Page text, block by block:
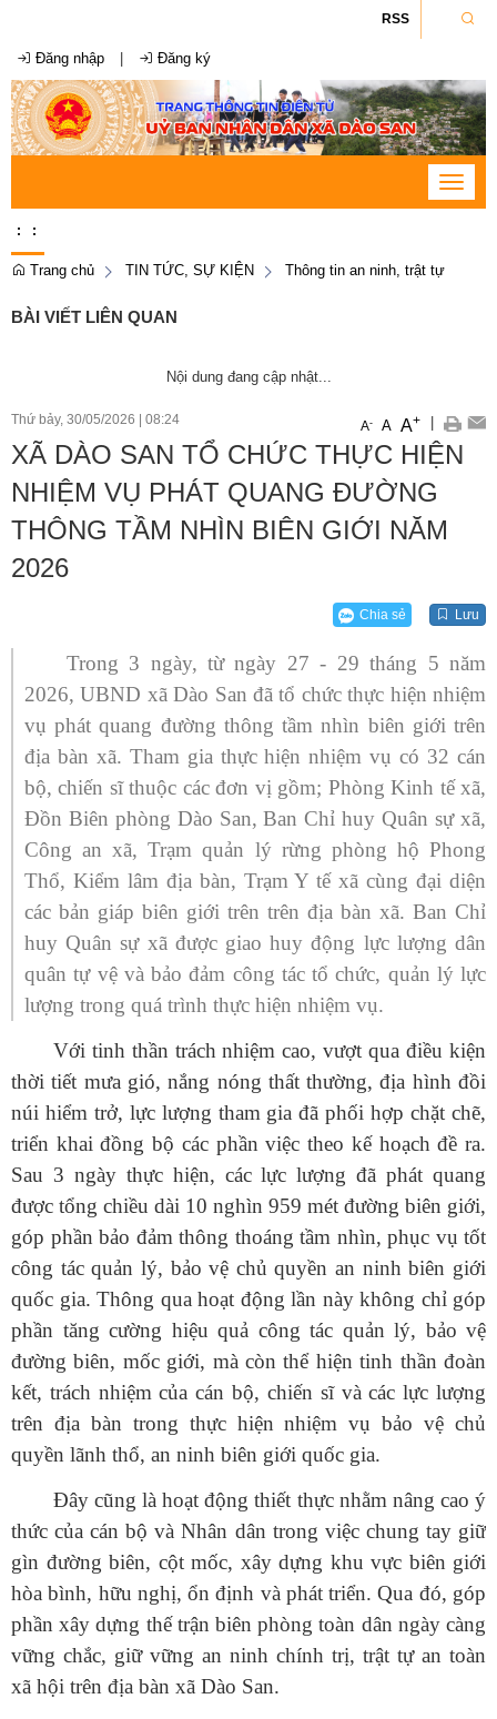
RSS
Đăng nhập Đăng ký
Toggle
: :
Trang chủ TIN TỨC, SỰ KIỆN Thông tin an ninh, trật tự
BÀI VIẾT LIÊN QUAN
Nội dung đang cập nhật...
Thứ bảy, 30/05/2026 08:24 A- A A+
XÃ DÀO SAN TỔ CHỨC THỰC HIỆN
NHIỆM VỤ PHÁT QUANG ĐƯỜNG
THÔNG TẦM NHÌN BIÊN GIỚI NĂM
2026
Chia sẻ Lưu
Trong 3 ngày, từ ngày 27 - 29 tháng 5 năm
2026, UBND xã Dào San đã tổ chức thực hiện nhiệm
vụ phát quang đường thông tầm nhìn biên giới trên
địa bàn xã. Tham gia thực hiện nhiệm vụ có 32 cán
bộ, chiến sĩ thuộc các đơn vị gồm; Phòng Kinh tế xã,
Đồn Biên phòng Dào San, Ban Chỉ huy Quân sự xã,
Công an xã, Trạm quản lý rừng phòng hộ Phong
Thổ, Kiểm lâm địa bàn, Trạm Y tế xã cùng đại diện
các bản giáp biên giới trên trên địa bàn xã. Ban Chỉ
huy Quân sự xã được giao huy động lực lượng dân
quân tự vệ và bảo đảm công tác tổ chức, quản lý lực
lượng trong quá trình thực hiện nhiệm vụ.
Với tinh thần trách nhiệm cao, vượt qua điều kiện
thời tiết mưa gió, nắng nóng thất thường, địa hình đồi
núi hiểm trở, lực lượng tham gia đã phối hợp chặt chẽ,
triển khai đồng bộ các phần việc theo kế hoạch đề ra.
Sau 3 ngày thực hiện, các lực lượng đã phát quang
được tổng chiều dài 10 nghìn 959 mét đường biên giới,
góp phần bảo đảm thông thoáng tầm nhìn, phục vụ tốt
công tác quản lý, bảo vệ chủ quyền an ninh biên giới
quốc gia. Thông qua hoạt động lần này không chỉ góp
phần tăng cường hiệu quả công tác quản lý, bảo vệ
đường biên, mốc giới, mà còn thể hiện tinh thần đoàn
kết, trách nhiệm của cán bộ, chiến sĩ và các lực lượng
trên địa bàn trong thực hiện nhiệm vụ bảo vệ chủ
quyền lãnh thổ, an ninh biên giới quốc gia.
Đây cũng là hoạt động thiết thực nhằm nâng cao ý
thức của cán bộ và Nhân dân trong việc chung tay giữ
gìn đường biên, cột mốc, xây dựng khu vực biên giới
hòa bình, hữu nghị, ổn định và phát triển. Qua đó, góp
phần xây dựng thế trận biên phòng toàn dân ngày càng
vững chắc, giữ vững an ninh chính trị, trật tự an toàn
xã hội trên địa bàn xã Dào San.